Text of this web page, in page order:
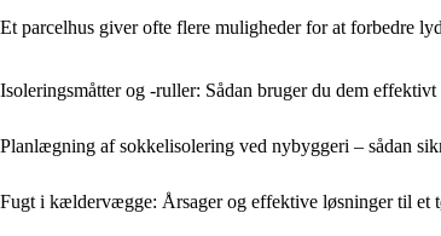
Et parcelhus giver ofte flere muligheder for at forbedre
Isoleringsmåtter og -ruller: Sådan bruger du dem
Planlægning af sokkelisolering ved nybyggeri – sådan
Fugt i kældervægge: Årsager og effektive løsninger til et